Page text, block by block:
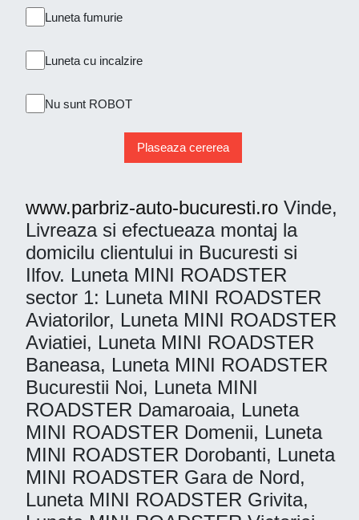
Luneta fumurie
Luneta cu incalzire
Nu sunt ROBOT
Plaseaza cererea
www.parbriz-auto-bucuresti.ro Vinde,
Livreaza si efectueaza montaj la
domicilu clientului in Bucuresti si
Ilfov. Luneta MINI ROADSTER
sector 1: Luneta MINI ROADSTER
Aviatorilor, Luneta MINI ROADSTER
Aviatiei, Luneta MINI ROADSTER
Baneasa, Luneta MINI ROADSTER
Bucurestii Noi, Luneta MINI
ROADSTER Damaroaia, Luneta
MINI ROADSTER Domenii, Luneta
MINI ROADSTER Dorobanti, Luneta
MINI ROADSTER Gara de Nord,
Luneta MINI ROADSTER Grivita,